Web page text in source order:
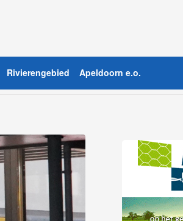
Rivierengebied Apeldoorn e.o.